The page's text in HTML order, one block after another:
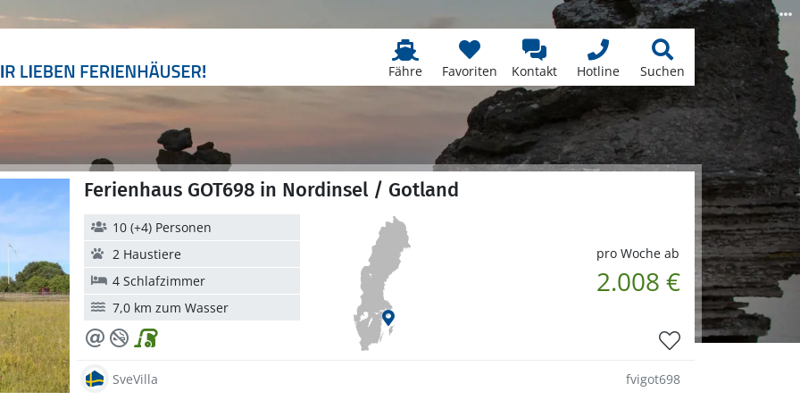
Fähre Favoriten Kontakt Hotline Suchen
Ferienhaus GOT698 in Nordinsel / Gotland
pro Woche ab
2.008 €
10 (+4) Personen
2 Haustiere
4 Schlafzimmer
7,0 km zum Wasser
SveVilla fvigot698